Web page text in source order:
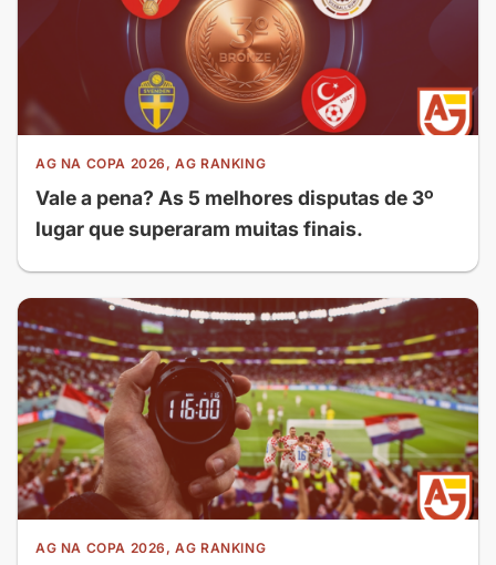
AG NA COPA 2026, AG RANKING
Vale a pena? As 5 melhores disputas de 3º
lugar que superaram muitas finais.
AG NA COPA 2026, AG RANKING